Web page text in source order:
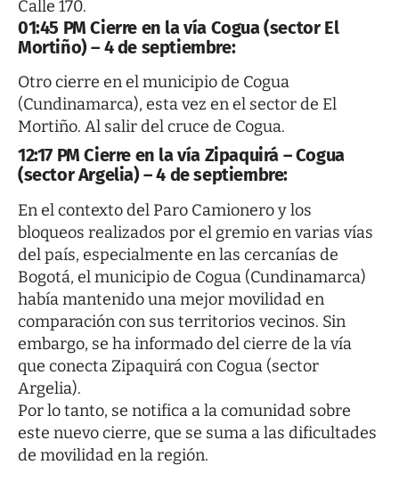
Calle 170.
01:45 PM Cierre en la vía Cogua (sector El
Mortiño) – 4 de septiembre:
Otro cierre en el municipio de Cogua
(Cundinamarca), esta vez en el sector de El
Mortiño. Al salir del cruce de Cogua.
12:17 PM Cierre en la vía Zipaquirá – Cogua
(sector Argelia) – 4 de septiembre:
En el contexto del Paro Camionero y los
bloqueos realizados por el gremio en varias vías
del país, especialmente en las cercanías de
Bogotá, el municipio de Cogua (Cundinamarca)
había mantenido una mejor movilidad en
comparación con sus territorios vecinos. Sin
embargo, se ha informado del cierre de la vía
que conecta Zipaquirá con Cogua (sector
Argelia).
Por lo tanto, se notifica a la comunidad sobre
este nuevo cierre, que se suma a las dificultades
de movilidad en la región.